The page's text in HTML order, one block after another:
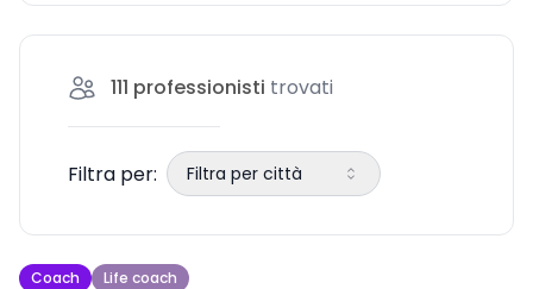
o semplicemente dare
111 professionisti trovati
Filtra per: Filtra per città
Coach Life coach